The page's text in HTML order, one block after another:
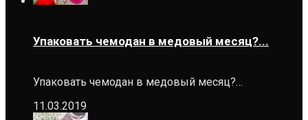
Упаковать чемодан в медовый месяц?...
Упаковать чемодан в медовый месяц?…
11.03.2019